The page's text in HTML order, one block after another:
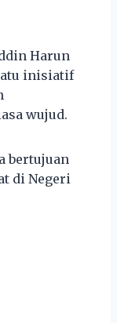
Harun
inisiatif
wujud.
bertujuan
di Negeri